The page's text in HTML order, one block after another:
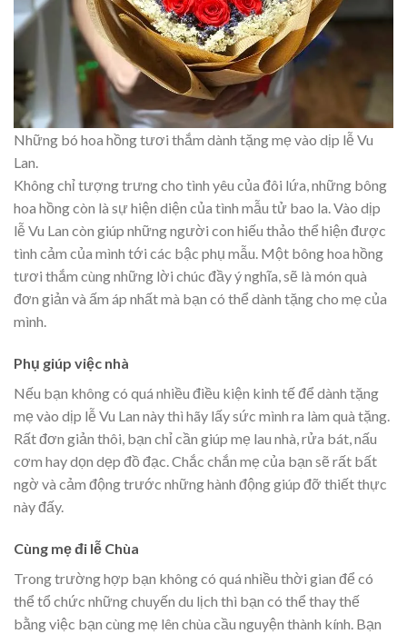
Những bó hoa hồng tươi thắm dành tặng mẹ vào dịp lễ Vu
Lan.
Không chỉ tượng trưng cho tình yêu của đôi lứa, những bông
hoa hồng còn là sự hiện diện của tình mẫu tử bao la. Vào dịp
lễ Vu Lan còn giúp những người con hiếu thảo thể hiện được
tình cảm của mình tới các bậc phụ mẫu. Một bông hoa hồng
tươi thắm cùng những lời chúc đầy ý nghĩa, sẽ là món quà
đơn giản và ấm áp nhất mà bạn có thể dành tặng cho mẹ của
mình.
Phụ giúp việc nhà
Nếu bạn không có quá nhiều điều kiện kinh tế để dành tặng
mẹ vào dịp lễ Vu Lan này thì hãy lấy sức mình ra làm quà tặng.
Rất đơn giản thôi, bạn chỉ cần giúp mẹ lau nhà, rửa bát, nấu
cơm hay dọn dẹp đồ đạc. Chắc chắn mẹ của bạn sẽ rất bất
ngờ và cảm động trước những hành động giúp đỡ thiết thực
này đấy.
Cùng mẹ đi lễ Chùa
Trong trường hợp bạn không có quá nhiều thời gian để có
thể tổ chức những chuyến du lịch thì bạn có thể thay thế
bằng việc bạn cùng mẹ lên chùa cầu nguyện thành kính. Bạn